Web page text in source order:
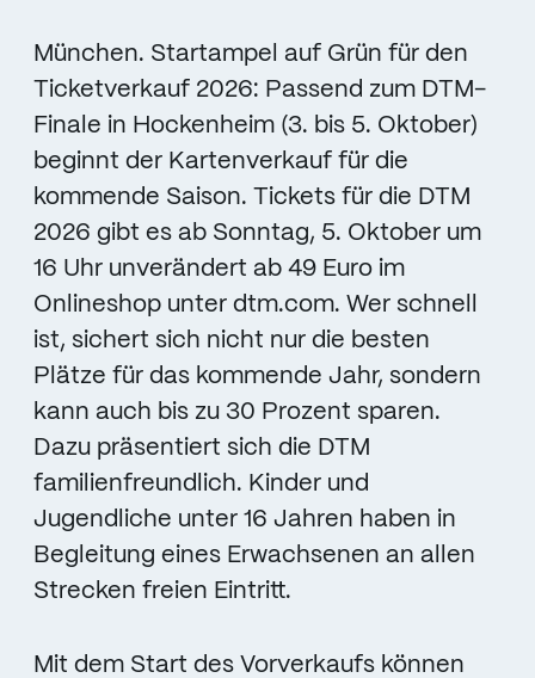
München. Startampel auf Grün für den
Ticketverkauf 2026: Passend zum DTM-
Finale in Hockenheim (3. bis 5. Oktober)
beginnt der Kartenverkauf für die
kommende Saison. Tickets für die DTM
2026 gibt es ab Sonntag, 5. Oktober um
16 Uhr unverändert ab 49 Euro im
Onlineshop unter dtm.com. Wer schnell
ist, sichert sich nicht nur die besten
Plätze für das kommende Jahr, sondern
kann auch bis zu 30 Prozent sparen.
Dazu präsentiert sich die DTM
familienfreundlich. Kinder und
Jugendliche unter 16 Jahren haben in
Begleitung eines Erwachsenen an allen
Strecken freien Eintritt.
Mit dem Start des Vorverkaufs können